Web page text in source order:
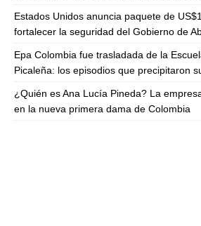
Estados Unidos anuncia paquete de
fortalecer la seguridad del Gobierno de
Epa Colombia fue trasladada de la
Picaleña: los episodios que precipitaron
¿Quién es Ana Lucía Pineda? La
en la nueva primera dama de Colombia